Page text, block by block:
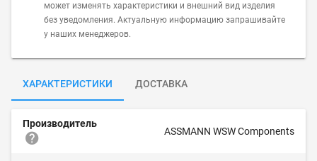
может изменять характеристики и внешний вид изделия
без уведомления. Актуальную информацию запрашивайте
у наших менеджеров.
ХАРАКТЕРИСТИКИ ДОСТАВКА
Производитель
ASSMANN WSW Components